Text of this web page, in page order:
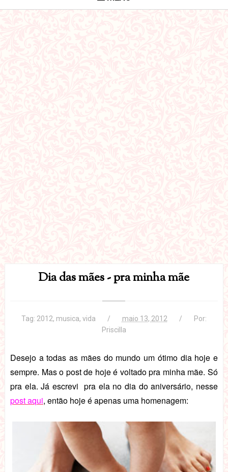
Dia das mães - pra minha mãe
Tag: 2012, musica, vida maio 13, 2012
Por:
Priscilla
Desejo a todas as mães do mundo um ótimo dia hoje e
sempre. Mas o post de hoje é voltado pra minha mãe. Só
pra ela.Já escrevi pra ela no dia do aniversário, nesse
post aqui, então hoje é apenas uma homenagem: